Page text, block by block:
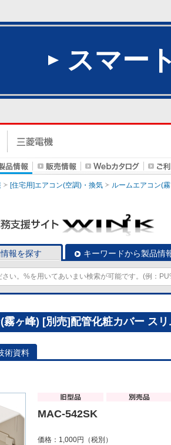
スマー
[住宅用]エアコン(空調)・換気 ルームエアコン(
報を探す キーワードから製品情
霧ヶ峰) [別売]配管化粧カバー ス
術資料
MAC-542SK
価格：1,000円（税別）